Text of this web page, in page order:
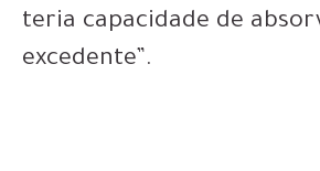
teria capacidade de
excedente”.